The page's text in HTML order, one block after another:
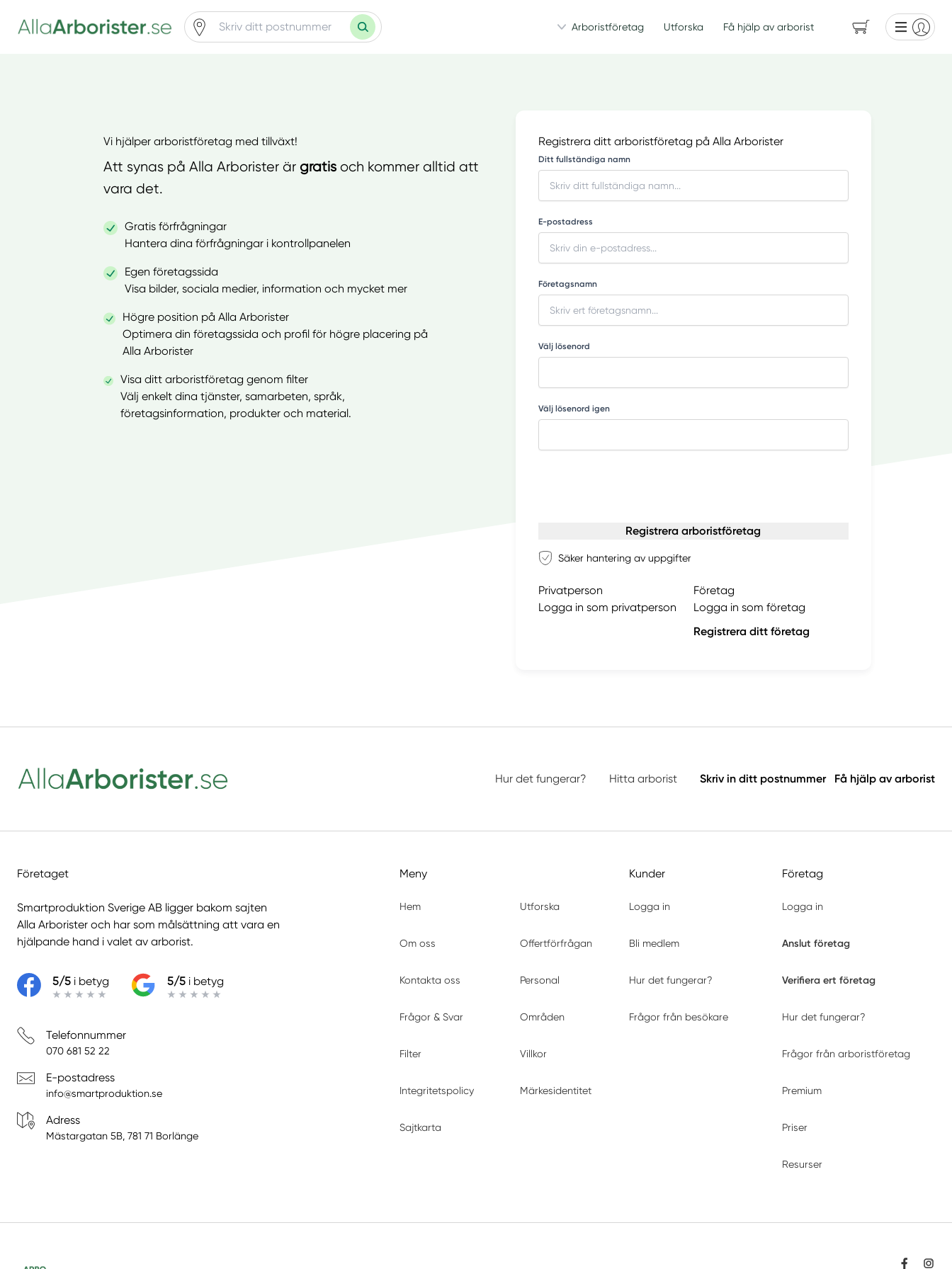
Arboristföretag Utforska Få hjälp av arborist
Vi hjälper arboristföretag med tillväxt!
Att synas på Alla Arborister är gratis och kommer alltid att
vara det.
Gratis förfrågningar
Hantera dina förfrågningar i kontrollpanelen
Egen företagssida
Visa bilder, sociala medier, information och mycket mer
Högre position på Alla Arborister
Optimera din företagssida och profil för högre placering på
Alla Arborister
Visa ditt arboristföretag genom filter
Välj enkelt dina tjänster, samarbeten, språk,
företagsinformation, produkter och material.
Registrera ditt arboristföretag på Alla Arborister
Ditt fullständiga namn
E-postadress
Företagsnamn
Välj lösenord
Välj lösenord igen
Registrera arboristföretag
Säker hantering av uppgifter
Privatperson
Logga in som privatperson
Företag
Logga in som företag
Registrera ditt företag
Hur det fungerar? Hitta arborist Skriv in ditt postnummer Få hjälp av arborist
Företaget
Smartproduktion Sverige AB ligger bakom sajten
Alla Arborister och har som målsättning att vara en
hjälpande hand i valet av arborist.
5/5 i betyg 5/5 i betyg
Telefonnummer
070 681 52 22
E-postadress
info@smartproduktion.se
Adress
Mästargatan 5B, 781 71 Borlänge
Meny
Hem Utforska
Om oss Offertförfrågan
Kontakta oss Personal
Frågor & Svar Områden
Filter Villkor
Integritetspolicy Märkesidentitet
Sajtkarta
Kunder
Logga in
Bli medlem
Hur det fungerar?
Frågor från besökare
Företag
Logga in
Anslut företag
Verifiera ert företag
Hur det fungerar?
Frågor från arboristföretag
Premium
Priser
Resurser